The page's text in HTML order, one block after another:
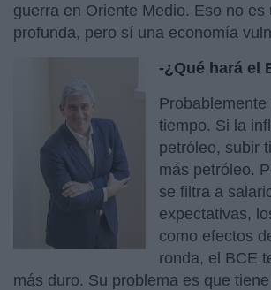
guerra en Oriente Medio. Eso no es
profunda, pero sí una economía
-¿Qué hará el
tiempo. Si la
petróleo, subir
más petróleo.
se filtra a
expectativas,
como efectos
ronda, el BCE
más duro. Su problema es que